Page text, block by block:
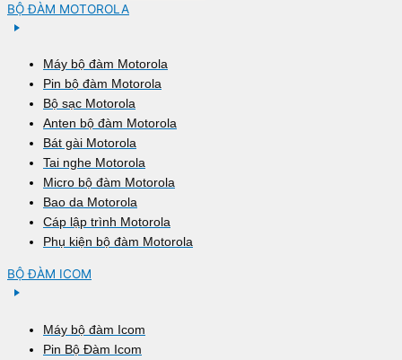
BỘ ĐÀM MOTOROLA
Máy bộ đàm Motorola
Pin bộ đàm Motorola
Bộ sạc Motorola
Anten bộ đàm Motorola
Bát gài Motorola
Tai nghe Motorola
Micro bộ đàm Motorola
Bao da Motorola
Cáp lập trình Motorola
Phụ kiện bộ đàm Motorola
BỘ ĐÀM ICOM
Máy bộ đàm Icom
Pin Bộ Đàm Icom